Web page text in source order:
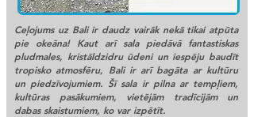
Ceļojums uz Bali ir daudz vairāk nekā tikai atpūta
pie okeāna! Kaut arī sala piedāvā fantastiskas
pludmales, kristāldzidru ūdeni un iespēju baudīt
tropisko atmosfēru, Bali ir arī bagāta ar kultūru
un piedzīvojumiem. Šī sala ir pilna ar tempļiem,
kultūras pasākumiem, vietējām tradīcijām un
dabas skaistumiem, ko var izpētīt.